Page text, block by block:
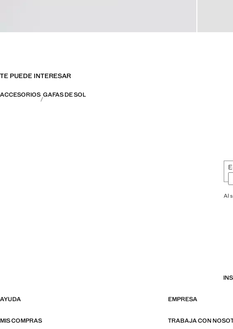
TE PUEDE INTERESAR
ACCESORIOS GAFAS DE SOL
Al
AYUDA EMPRESA
MIS COMPRAS TRABAJA CON